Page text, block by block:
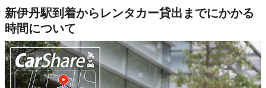
新伊丹駅到着からレンタカー貸出までにかかる
時間について